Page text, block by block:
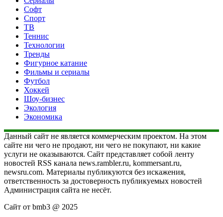
Софт
Спорт
ТВ
Теннис
Технологии
Тренды
Фигурное катание
Фильмы и сериалы
Футбол
Хоккей
Шоу-бизнес
Экология
Экономика
Данный сайт не является коммерческим проектом. На этом
сайте ни чего не продают, ни чего не покупают, ни какие
услуги не оказываются. Сайт представляет собой ленту
новостей RSS канала news.rambler.ru, kommersant.ru,
newsru.com. Материалы публикуются без искажения,
ответственность за достоверность публикуемых новостей
Администрация сайта не несёт.
Сайт от bmb3 @ 2025